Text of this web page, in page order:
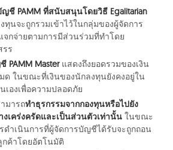
ชี PAMM ที่สนับสนุนโดยวิธี Egalitarian
ทุนจะถูกรวมเข้าไว้ในกลุ่มของผู้จัดการ
จกจ่ายตามการมีส่วนร่วมที่ทำโดย
รร
PAMM Masterแสดงถึงยอดรวมของเงิน
ด ในขณะที่เงินของนักลงทุนยังคงอยู่ใน
องเพื่อความปลอดภัย
มารถทำธุรกรรมจากกองทุนหรือไปยัง
เคร่งครัดและเป็นส่วนตัวเท่านั้น ในขณะ
ดำเนินการที่ผู้จัดการบัญชีได้รับจะถูกถอน
ค้าโดยอัตโนมัติ